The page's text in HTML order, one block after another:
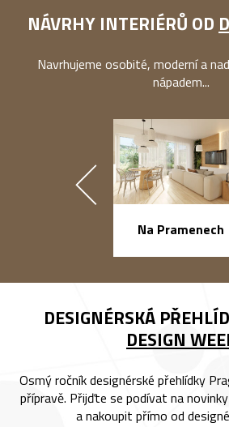
NÁVRHY INTERIÉRŮ OD
Navrhujeme osobité, moderní a
nápadem...
Na Pramenech
DESIGNÉRSKÁ
DESIGN
Osmý ročník designérské přehlídky
přípravě. Přijďte se podívat na
a nakoupit přímo od